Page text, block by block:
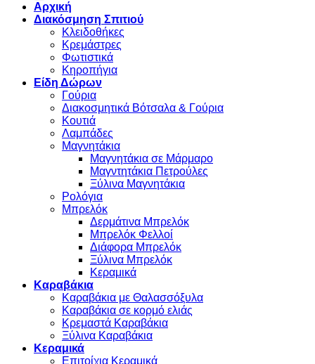
Αρχική
Διακόσμηση Σπιτιού
Κλειδοθήκες
Κρεμάστρες
Φωτιστικά
Κηροπήγια
Είδη Δώρων
Γούρια
Διακοσμητικά Βότσαλα & Γούρια
Κουτιά
Λαμπάδες
Μαγνητάκια
Μαγνητάκια σε Μάρμαρο
Μαγντητάκια Πετρούλες
Ξύλινα Μαγνητάκια
Ρολόγια
Μπρελόκ
Δερμάτινα Μπρελόκ
Μπρελόκ Φελλοί
Διάφορα Μπρελόκ
Ξύλινα Μπρελόκ
Κεραμικά
Καραβάκια
Καραβάκια με Θαλασσόξυλα
Καραβάκια σε κορμό ελιάς
Κρεμαστά Καραβάκια
Ξύλινα Καραβάκια
Κεραμικά
Επιτοίχια Κεραμικά